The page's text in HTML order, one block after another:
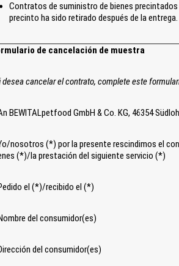
Contratos de suministro de bienes precintados
precinto ha sido retirado después de la entrega.
de cancelación de muestra
desea cancelar el contrato, complete este
BEWITALpetfood GmbH & Co. KG, 46354
nosotros (*) por la presente rescindimos el
(*)/la prestación del siguiente servicio (*)
el (*)/recibido el (*)
del consumidor(es)
del consumidor(es)